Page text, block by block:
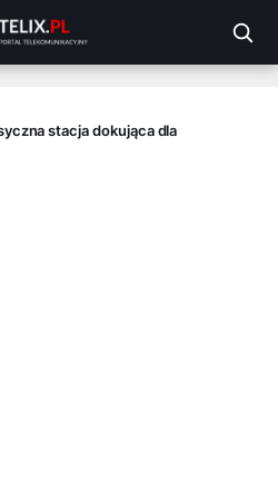
stacja dokująca dla